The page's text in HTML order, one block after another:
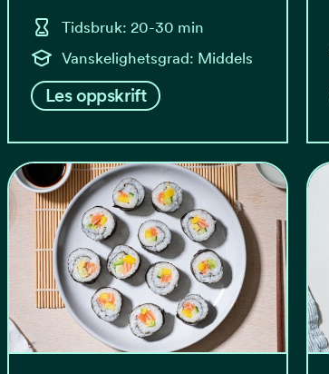
Tidsbruk: 20-30 min
Vanskelighetsgrad: Middels
Les oppskrift